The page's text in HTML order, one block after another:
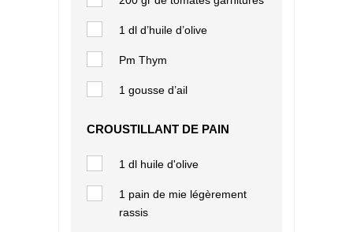
1 dl d’huile d’olive
Pm Thym
1 gousse d’ail
CROUSTILLANT DE PAIN
1 dl huile d'olive
1 pain de mie légèrement
rassis